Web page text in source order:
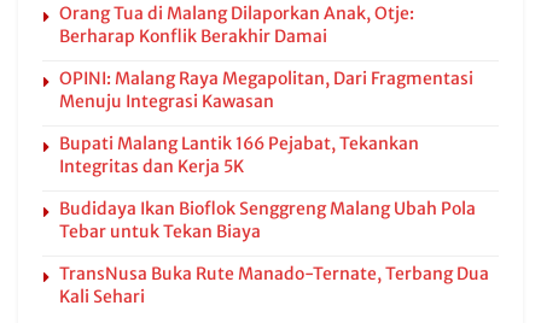
Orang Tua di Malang Dilaporkan Anak, Otje:
Berharap Konflik Berakhir Damai
OPINI: Malang Raya Megapolitan, Dari Fragmentasi
Menuju Integrasi Kawasan
Bupati Malang Lantik 166 Pejabat, Tekankan
Integritas dan Kerja 5K
Budidaya Ikan Bioflok Senggreng Malang Ubah Pola
Tebar untuk Tekan Biaya
TransNusa Buka Rute Manado-Ternate, Terbang Dua
Kali Sehari